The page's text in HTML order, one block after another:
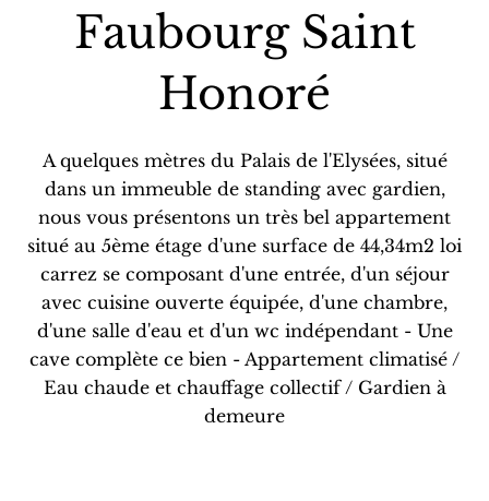
Faubourg Saint
Honoré
A quelques mètres du Palais de l'Elysées, situé
dans un immeuble de standing avec gardien,
nous vous présentons un très bel appartement
situé au 5ème étage d'une surface de 44,34m2 loi
carrez se composant d'une entrée, d'un séjour
avec cuisine ouverte équipée, d'une chambre,
d'une salle d'eau et d'un wc indépendant - Une
cave complète ce bien - Appartement climatisé /
Eau chaude et chauffage collectif / Gardien à
demeure